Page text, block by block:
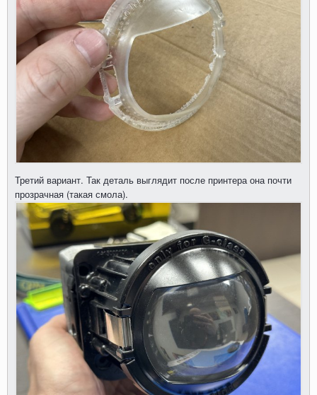
Третий вариант. Так деталь выглядит после принтера она почти
прозрачная (такая смола).